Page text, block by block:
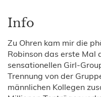
Info
Zu Ohren kam mir die
Robinson das erste Mal
sensationellen Girl-
Trennung von der
männlichen Kollegen